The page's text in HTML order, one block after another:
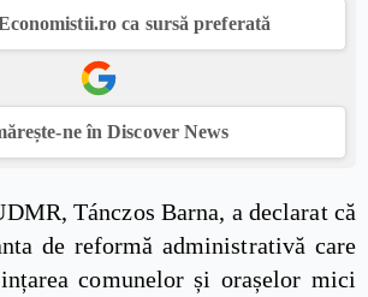
ca sursă preferată
ne în Discover News
Tánczos Barna, a declarat că
de reformă administrativă care
comunelor și orașelor mici